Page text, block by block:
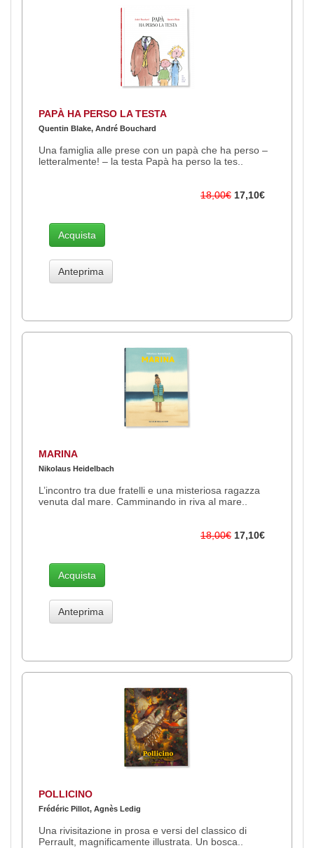
PAPÀ HA PERSO LA TESTA
Quentin Blake, André Bouchard
Una famiglia alle prese con un papà che ha perso –
letteralmente! – la testa Papà ha perso la tes..
18,00€ 17,10€
Acquista
Anteprima
MARINA
Nikolaus Heidelbach
L’incontro tra due fratelli e una misteriosa ragazza
venuta dal mare. Camminando in riva al mare..
18,00€ 17,10€
Acquista
Anteprima
POLLICINO
Frédéric Pillot, Agnès Ledig
Una rivisitazione in prosa e versi del classico di
Perrault, magnificamente illustrata. Un bosca..